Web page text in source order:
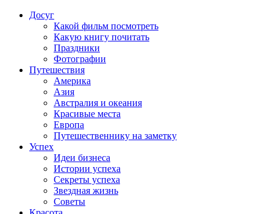
Досуг
Какой фильм посмотреть
Какую книгу почитать
Праздники
Фотографии
Путешествия
Америка
Азия
Австралия и океания
Красивые места
Европа
Путешественнику на заметку
Успех
Идеи бизнеса
Истории успеха
Секреты успеха
Звездная жизнь
Советы